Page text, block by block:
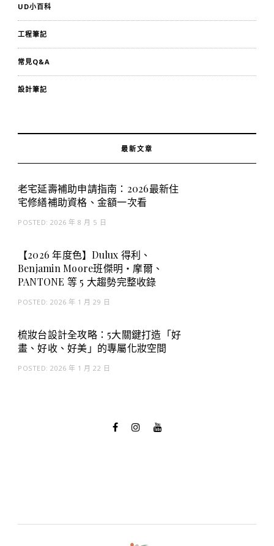
UD小百科
工程筆記
常見Q&A
設計筆記
最新文章
老宅延壽補助申請指南：2026最新住
宅修繕補助資格、金額一次看
POSTED:2026 年 8 月 5 日
【2026 年度色】Dulux 得利、
Benjamin Moore班傑明・摩爾、
PANTONE 等 5 大趨勢完整收錄
POSTED:2026 年 1 月 29 日
梳妝台設計全攻略：5大關鍵打造「好
畫、好收、好美」的專屬化妝空間
POSTED:2026 年 1 月 22 日